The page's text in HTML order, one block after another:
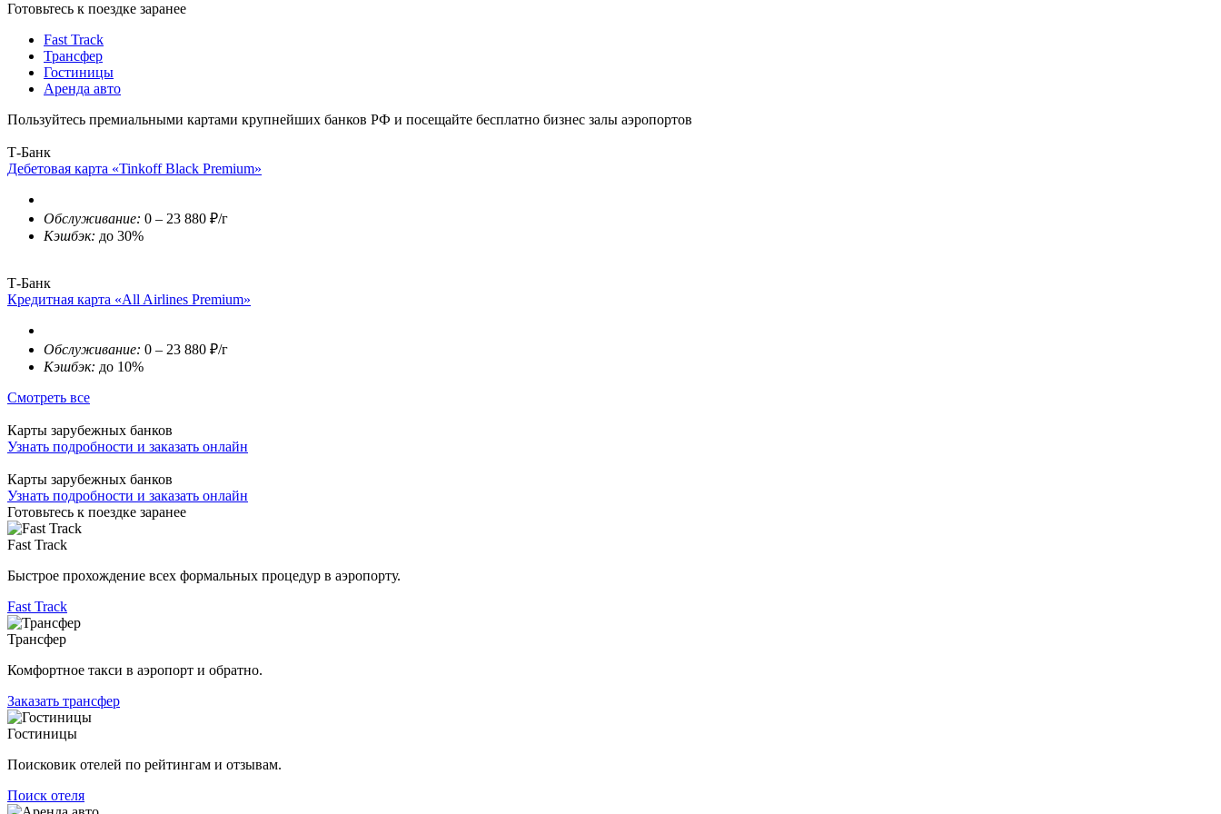
Готовьтесь к поездке заранее
Fast Track
Трансфер
Гостиницы
Аренда авто
Пользуйтесь премиальными картами крупнейших банков РФ и посещайте бесплатно бизнес залы аэропортов
Т-Банк
Дебетовая карта «Tinkoff Black Premium»
Обслуживание: 0 – 23 880 ₽/г
Кэшбэк: до 30%
Т-Банк
Кредитная карта «All Airlines Premium»
Обслуживание: 0 – 23 880 ₽/г
Кэшбэк: до 10%
Смотреть все
Карты зарубежных банков
Узнать подробности и заказать онлайн
Карты зарубежных банков
Узнать подробности и заказать онлайн
Готовьтесь к поездке заранее
Fast Track
Быстрое прохождение всех формальных процедур в аэропорту.
Fast Track
Трансфер
Комфортное такси в аэропорт и обратно.
Заказать трансфер
Гостиницы
Поисковик отелей по рейтингам и отзывам.
Поиск отеля